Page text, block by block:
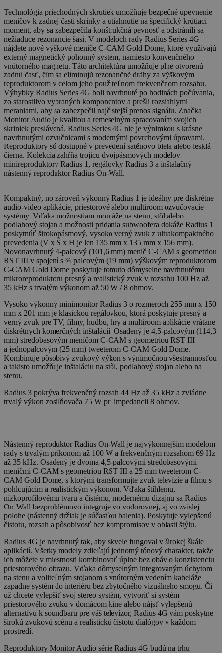
Technológia priechodných skrutiek umožňuje bezpečné upevnenie
meničov k zadnej časti skrinky a utiahnutie na špecifický krútiaci
moment, aby sa zabezpečila konštrukčná pevnosť a odstránili sa
nežiaduce rezonancie šasi. V modeloch rady Radius Series 4G
nájdete nové výškové meniče C-CAM Gold Dome, ktoré využívajú
externý magnetický pohonný systém, namiesto konvenčného
vnútorného magnetu. Táto architektúra umožňuje plne otvorenú
zadnú časť, čím sa eliminujú rezonančné dráhy za výškovým
reproduktorom v celom jeho použiteľnom frekvenčnom rozsahu.
Výhybky Radius Series 4G boli navrhnuté po hodinách počúvania,
zo starostlivo vybraných komponentov a prešli rozsiahlymi
meraniami, aby sa zabezpečil najčistejší prenos signálu. Značka
Monitor Audio je kvalitou a remeselným spracovaním svojich
skriniek preslávená. Radius Series 4G nie je výnimkou s krásne
navrhnutými ozvučnicami s modernými povrchovými úpravami.
Reproduktory sú dostupné v prevedení saténovo biela alebo lesklá
čierna. Kolekcia zahŕňa trojicu dvojpásmových modelov –
minireproduktory Radius 1, regálovky Radius 3 a inštalačný
nástenný reproduktor Radius On-Wall.
Kompaktný, no zároveň výkonný Radius 1 je ideálny pre diskrétne
audio-video aplikácie, priestorové alebo multiroom ozvučovacie
systémy. Vďaka možnostiam montáže na stenu, stôl alebo
podlahový stojan a možnosti pridania subwoofera dokáže Radius 1
poskytnúť širokopásmový, vysoko verný zvuk z ultrakompaktného
prevedenia (V x Š x H je len 135 mm x 135 mm x 156 mm).
Novonavrhnutý 4-palcový (101,6 mm) menič C-CAM s geometriou
RST III v spojení s ¾ palcovým (19 mm) výškovým reproduktorom
C-CAM Gold Dome poskytuje tomuto dômyselne navrhnutému
mikroreproduktoru presný a realistický zvuk v rozsahu 100 Hz až
35 kHz s trvalým výkonom až 50 W / 8 ohmov.
Vysoko výkonný minimonitor Radius 3 o rozmeroch 255 mm x 150
mm x 201 mm je klasickou regálovkou, ktorá poskytuje presný a
verný zvuk pre TV, filmy, hudbu, hry a multiroom aplikácie vrátane
diskrétnych komerčných inštalácií. Osadený je 4,5-palcovým (114,3
mm) stredobasovým meničom C-CAM s geometriou RST III
a jednopalcovým (25 mm) tweeterom C-CAM Gold Dome.
Kombinuje pôsobivý zvukový výkon s výnimočnou všestrannosťou
a takisto umožňuje inštaláciu na stôl, podlahový stojan alebo na
stenu.
Radius 3 pokrýva frekvenčný rozsah 44 Hz až 35 kHz a zvládne
trvalý výkon zosilňovača 75 W pri impedancii 8 ohmov.
Nástenný reproduktor Radius On-Wall je najvýkonnejším modelom
rady s trvalým príkonom až 100 W a frekvenčným rozsahom 69 Hz
až 35 kHz. Osadený je dvoma 4,5-palcovými stredobasovými
meničmi C-CAM s geometriou RST III a 25 mm tweeterom C-
CAM Gold Dome, s ktorými transformujte zvuk televízie a filmu s
pohlcujúcim a realistickým výkonom. Vďaka štíhlemu,
nízkoprofilovému tvaru a čistému, modernému dizajnu sa Radius
On-Wall bezproblémovo integruje vo vodorovnej, aj vo zvislej
polohe (nástenný držiak je súčasťou balenia). Poskytuje vylepšenú
čistotu, rozsah a pôsobivosť bez kompromisov v oblasti štýlu.
Radius 4G je navrhnutý tak, aby skvele fungoval v širokej škále
aplikácií. Všetky modely zdieľajú jednotný tónový charakter, takže
ich môžete v miestnosti kombinovať úplne bez obáv o konzistenciu
priestorového obrazu. Vďaka dômyselným integrovaným úchytom
na stenu a voliteľným stojanom s vnútorným vedením kabeláže
zapadne systém do interiéru bez zbytočného vizuálneho smogu. Či
už chcete vylepšiť svoj stereo systém, vytvoriť si systém
priestorového zvuku v domácom kine alebo nájsť vylepšenú
alternatívu k soundbaru pre váš televízor, Radius 4G vám poskytne
širokú zvukovú scénu a realistickú čistotu dialógov v každom
prostredí.
Reproduktory Monitor Audio série Radius 4G budú na trhu